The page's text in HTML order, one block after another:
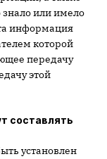
или имело
информация
которой
передачу
этой
составлять
установлен